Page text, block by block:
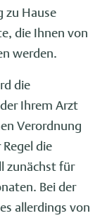
zu Hause
die Ihnen von
werden.
die
Ihrem Arzt
Verordnung
die
zunächst für
Bei der
allerdings von